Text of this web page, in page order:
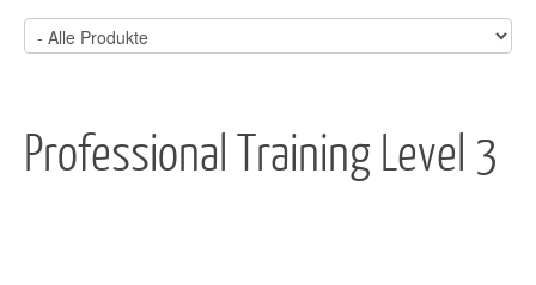
Professional Training Level 3